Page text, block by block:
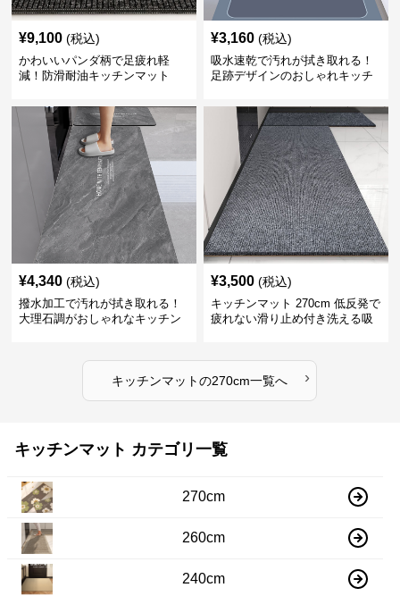
¥9,100 (税込)
かわいいパンダ柄で足疲れ軽
減！防滑耐油キッチンマット
¥3,160 (税込)
吸水速乾で汚れが拭き取れる！
足跡デザインのおしゃれキッチ
¥4,340 (税込)
撥水加工で汚れが拭き取れる！
大理石調がおしゃれなキッチン
¥3,500 (税込)
キッチンマット 270cm 低反発で
疲れない滑り止め付き洗える吸
キッチンマットの270cm一覧へ ›
キッチンマット カテゴリ一覧
270cm
260cm
240cm